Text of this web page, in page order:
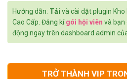
Hướng dẫn: Tải và cài dặt plugin
Cao Cấp. Đăng kígói hội viên và bạn
động ngay trên dashboard admin
TRỞ THÀNH VIP